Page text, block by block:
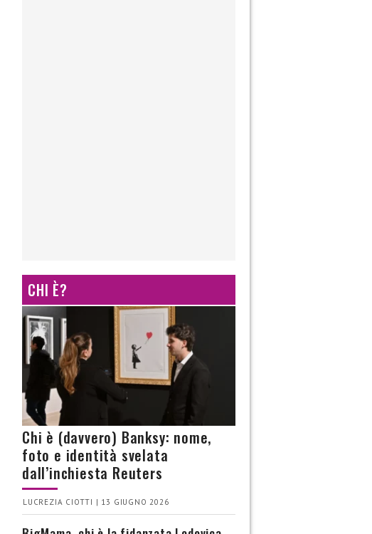
CHI È?
Chi è (davvero) Banksy: nome,
foto e identità svelata
dall’inchiesta Reuters
LUCREZIA CIOTTI | 13 GIUGNO 2026